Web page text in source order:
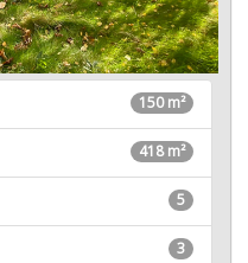
150 m²
418 m²
5
3